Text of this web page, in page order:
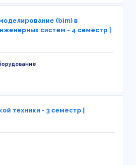
(bim) в
систем - 4 семестр |
техники - 3 семестр |